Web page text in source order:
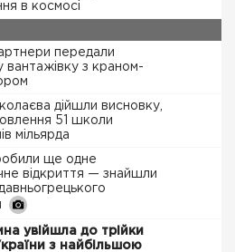
в космосі
передали
вантажівку з краном-
дійшли висновку,
51 школи
мільярда
ще одне
відкриття — знайшли
увійшла до трійки
з найбільшою